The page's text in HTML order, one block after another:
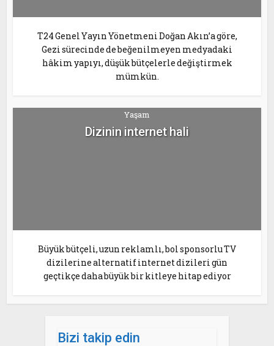
T24 Genel Yayın Yönetmeni Doğan Akın’a göre,
Gezi sürecinde de beğenilmeyen medyadaki
hâkim yapıyı, düşük bütçelerle değiştirmek
mümkün.
Yaşam
Dizinin internet hali
Büyük bütçeli, uzun reklamlı, bol sponsorlu TV
dizilerine alternatif internet dizileri gün
geçtikçe daha büyük bir kitleye hitap ediyor
Bizi takip edin